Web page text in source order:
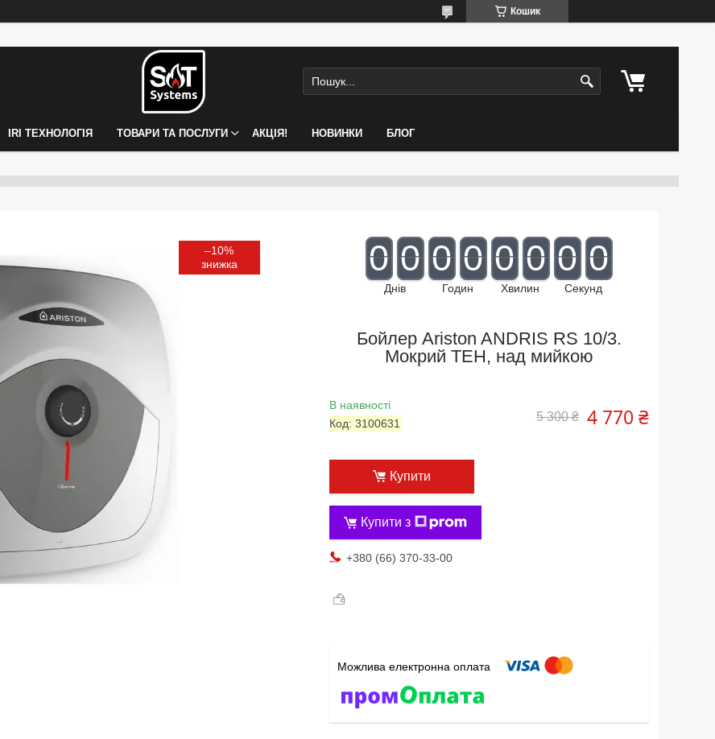
Кошик
IRI ТЕХНОЛОГІЯ ТОВАРИ ТА ПОСЛУГИ АКЦІЯ! НОВИНКИ БЛОГ
–10% 0 0
Днів
0 0
Годин
0 0
Хвилин
0 0
Секунд
Бойлер Ariston ANDRIS RS 10/3.
Мокрий ТЕН, над мийкою
В наявності
Код: 3100631 5 300 ₴ 4 770 ₴
Купити
Купити з
+380 (66) 370-33-00